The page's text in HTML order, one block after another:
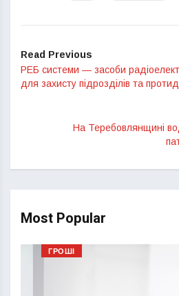
Read Previous
РЕБ системи — засоби
для захисту підрозділів та
На Теребовлянщині
Most Popular
ГРОШІ